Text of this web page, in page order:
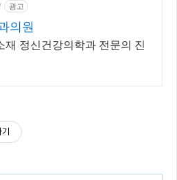
광고
의원
재 정신건강의학과 전문의 진